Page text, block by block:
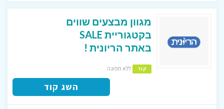
מגוון מבצעים שווים
בקטגוריית SALE
באתר הריונית !
קוד ללא תפוגה
השג קוד